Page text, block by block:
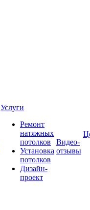
Услуги
Ремонт
натяжных
потолков
Установка
потолков
Дизайн-
проект
Видео-
отзывы